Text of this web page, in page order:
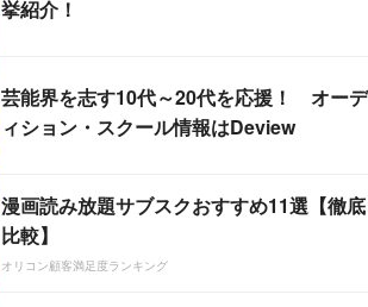
挙紹介！
芸能界を志す10代～20代を応援！ オーデ
ィション・スクール情報はDeview
漫画読み放題サブスクおすすめ11選【徹底
比較】
オリコン顧客満足度ランキング